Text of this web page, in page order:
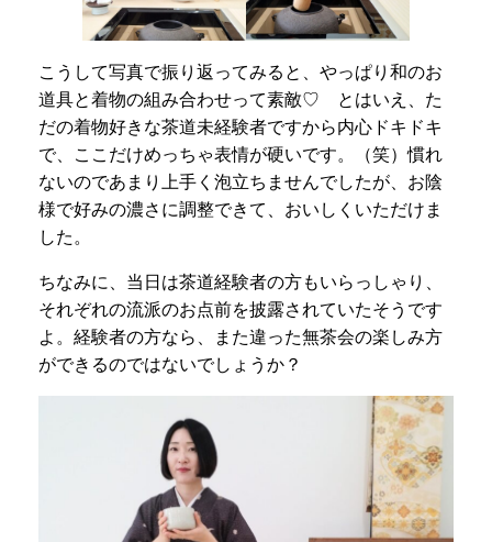
こうして写真で振り返ってみると、やっぱり和のお
道具と着物の組み合わせって素敵♡ とはいえ、た
だの着物好きな茶道未経験者ですから内心ドキドキ
で、ここだけめっちゃ表情が硬いです。（笑）慣れ
ないのであまり上手く泡立ちませんでしたが、お陰
様で好みの濃さに調整できて、おいしくいただけま
した。
ちなみに、当日は茶道経験者の方もいらっしゃり、
それぞれの流派のお点前を披露されていたそうです
よ。経験者の方なら、また違った無茶会の楽しみ方
ができるのではないでしょうか？